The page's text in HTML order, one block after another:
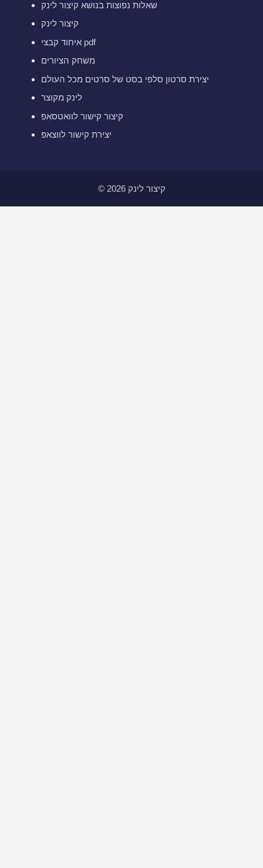
שאלות נפוצות בנושא קיצור לינק
קיצור לינק
איחוד קבצי pdf
משחק הציורים
יצירת סרטון סלפי בסט של סרטים מכל העולם
לינק מקוצר
קיצור קישור לוואטסאפ
יצירת קישור לווצאפ
© 2026 קיצור לינק